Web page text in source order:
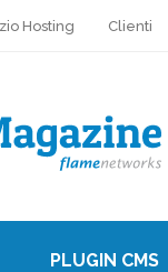
Hosting Clienti
PLUGIN CMS